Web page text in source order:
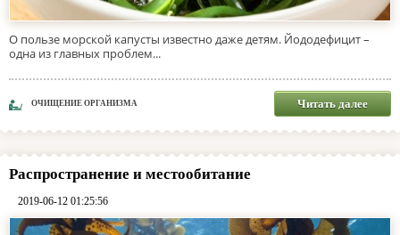
О пользе морской капусты известно даже детям. Йододефицит –
одна из главных проблем...
ОЧИЩЕНИЕ ОРГАНИЗМА Читать далее
Распространение и местообитание
2019-06-12 01:25:56